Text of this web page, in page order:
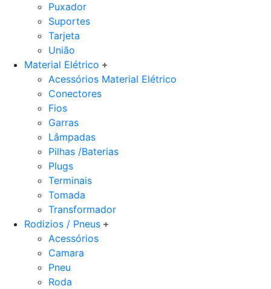
Puxador
Suportes
Tarjeta
União
Material Elétrico
Acessórios Material Elétrico
Conectores
Fios
Garras
Lâmpadas
Pilhas /Baterias
Plugs
Terminais
Tomada
Transformador
Rodizios / Pneus
Acessórios
Camara
Pneu
Roda